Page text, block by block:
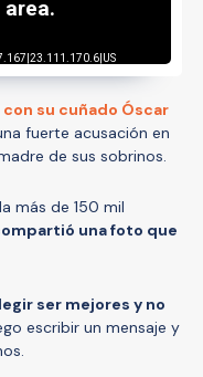
su cuñado Óscar
fuerte acusación en
de sus sobrinos.
más de 150 mil
una foto que
ser mejores y no
escribir un mensaje y